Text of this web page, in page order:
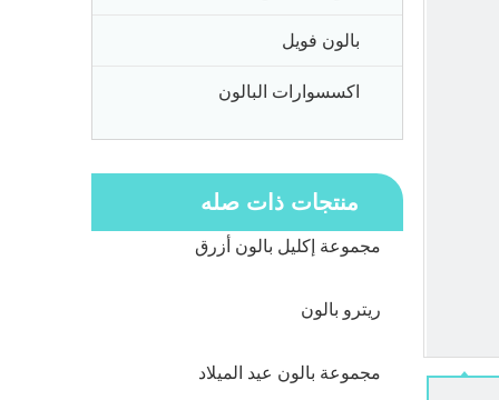
بالون فويل
اكسسوارات البالون
منتجات ذات صله
مجموعة إكليل بالون أزرق
ريترو بالون
مجموعة بالون عيد الميلاد